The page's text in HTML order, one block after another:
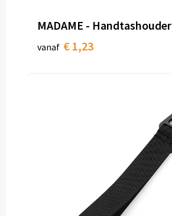
MADAME - Handtashouder
vanaf € 1,23